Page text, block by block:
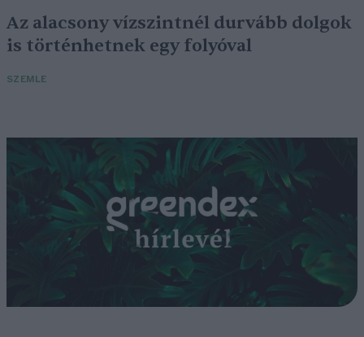
Az alacsony vízszintnél durvább dolgok
is történhetnek egy folyóval
SZEMLE